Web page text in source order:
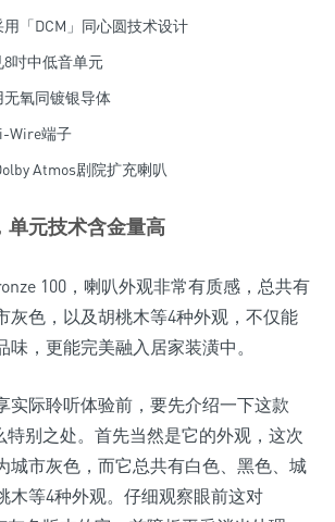
「DCM」同心圆技术设计
吋中低音单元
无氧同镀银导体
Wire端子
Atmos剧院扩充喇叭
单元技术含金量高
100，喇叭外观非常有质感，总共有
灰色，以及胡桃木等4种外观，不仅能
味，更能完美融入居家装潢中。
实际聆听体验前，要先介绍一下这款
特别之处。首先当然是它的外观，这次
城市灰色，而它总共有白色、黑色、城
木等4种外观。仔细观察眼前这对